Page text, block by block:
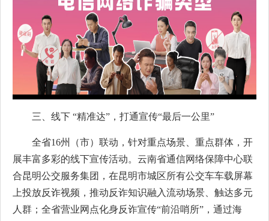
三、线下 “精准达”，打通宣传“最后一公里”
全省16州（市）联动，针对重点场景、重点群体，开
展丰富多彩的线下宣传活动。云南省通信网络保障中心联
合昆明公交服务集团，在昆明市城区所有公交车车载屏幕
上投放反诈视频，推动反诈知识融入流动场景、触达多元
人群；全省营业网点化身反诈宣传“前沿哨所”，通过海